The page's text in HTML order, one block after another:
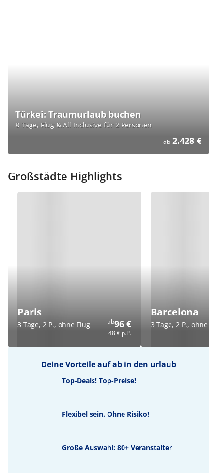
Türkei: Traumurlaub buchen
8 Tage, Flug & All Inclusive für 2 Personen
ab 2.428 €
Großstädte Highlights
Paris
3 Tage, 2 P., ohne Flug ab96 €
48 € p.P.
Barcelona
3 Tage, 2 P., ohne
Deine Vorteile auf ab in den urlaub
Top-Deals! Top-Preise!
Flexibel sein. Ohne Risiko!
Große Auswahl: 80+ Veranstalter